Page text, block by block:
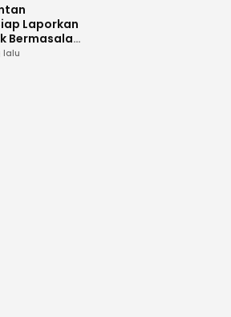
Laporkan
Bermasalah
lalu